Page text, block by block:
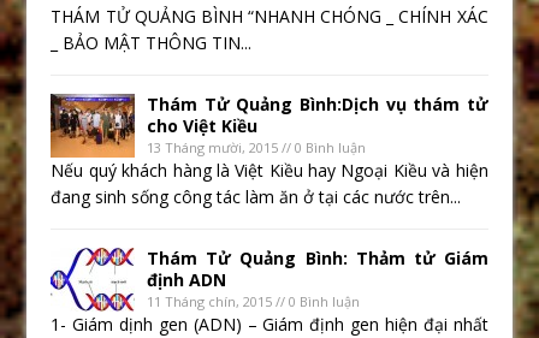
THÁM TỬ QUẢNG BÌNH “NHANH CHÓNG _ CHÍNH XÁC
_ BẢO MẬT THÔNG TIN...
Thám Tử Quảng Bình:Dịch vụ thám tử
cho Việt Kiều
13 Tháng mười, 2015 // 0 Bình luận
Nếu quý khách hàng là Việt Kiều hay Ngoại Kiều và hiện
đang sinh sống công tác làm ăn ở tại các nước trên...
Thám Tử Quảng Bình: Thảm tử Giám
định ADN
11 Tháng chín, 2015 // 0 Bình luận
1- Giám dịnh gen (ADN) – Giám định gen hiện đại nhất